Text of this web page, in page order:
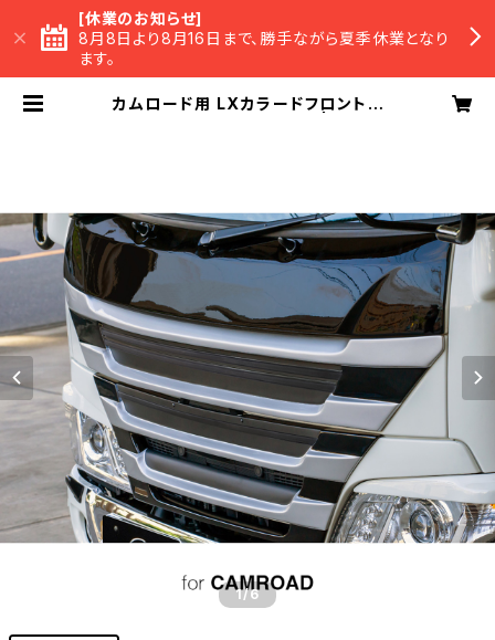
[休業のお知らせ]
8月8日より8月16日まで、勝手ながら夏季休業となり
ます。
カムロード用 LXカラードフロントフ
1/6